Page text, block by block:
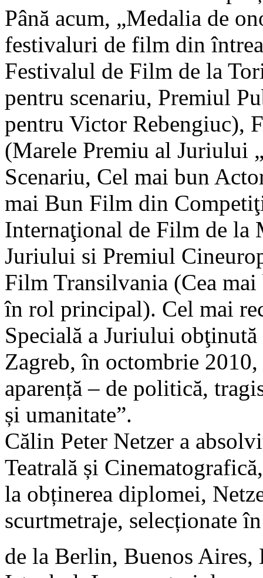
Până acum, „Medalia de
festivaluri de film din
Festivalul de Film de la
pentru scenariu, Premiul
pentru Victor Rebengiuc),
(Marele Premiu al Juriului
Scenariu, Cel mai bun
mai Bun Film din
Internaţional de Film de la
Juriului si Premiul
Film Transilvania (Cea
în rol principal). Cel mai
Specială a Juriului
Zagreb, în octombrie
aparență – de politică,
și umanitate”.
Călin Peter Netzer a
Teatrală și
la obținerea diplomei,
scurtmetraje, selecționate
de la Berlin, Buenos